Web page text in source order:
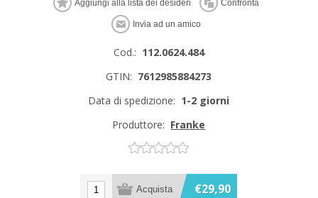
Cod.: 112.0624.484
GTIN: 7612985884273
Data di spedizione: 1-2 giorni
Produttore: Franke
€29,90